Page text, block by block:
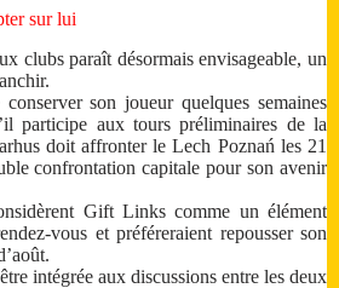
sur lui
clubs paraît désormais envisageable, un
son joueur quelques semaines
participe aux tours préliminaires de la
doit affronter le Lech Poznań les 21
confrontation capitale pour son avenir
Gift Links comme un élément
vous et préféreraient repousser son
intégrée aux discussions entre les deux